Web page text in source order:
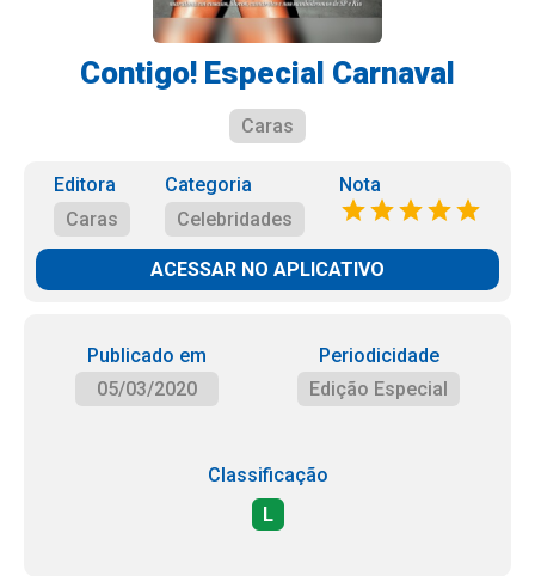
Contigo! Especial Carnaval
Caras
Editora
Caras
Categoria
Celebridades
Nota
ACESSAR NO APLICATIVO
Publicado em
05/03/2020
Periodicidade
Edição Especial
Classificação
L